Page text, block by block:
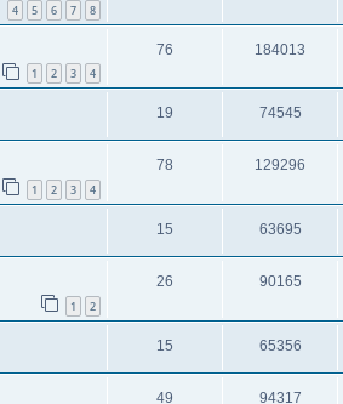
4 5 6 7 8
1 2 3 4
76 184013
19 74545
1 2 3 4
78 129296
15 63695
1 2
26 90165
15 65356
49 94317